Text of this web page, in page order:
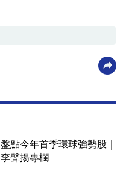
盤點今年首季環球強勢股｜
李聲揚專欄